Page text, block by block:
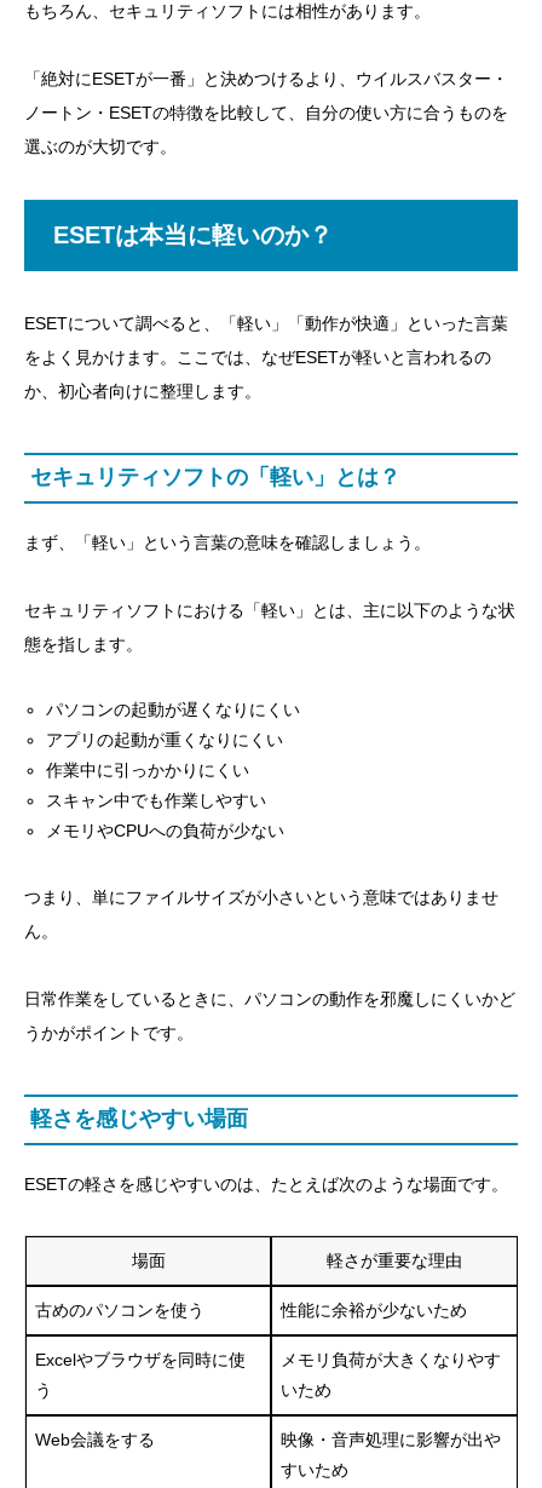
もちろん、セキュリティソフトには相性があります。
「絶対にESETが一番」と決めつけるより、ウイルスバスター・
ノートン・ESETの特徴を比較して、自分の使い方に合うものを
選ぶのが大切です。
ESETは本当に軽いのか？
ESETについて調べると、「軽い」「動作が快適」といった言葉
をよく見かけます。ここでは、なぜESETが軽いと言われるの
か、初心者向けに整理します。
セキュリティソフトの「軽い」とは？
まず、「軽い」という言葉の意味を確認しましょう。
セキュリティソフトにおける「軽い」とは、主に以下のような状
態を指します。
パソコンの起動が遅くなりにくい
アプリの起動が重くなりにくい
作業中に引っかかりにくい
スキャン中でも作業しやすい
メモリやCPUへの負荷が少ない
つまり、単にファイルサイズが小さいという意味ではありませ
ん。
日常作業をしているときに、パソコンの動作を邪魔しにくいかど
うかがポイントです。
軽さを感じやすい場面
ESETの軽さを感じやすいのは、たとえば次のような場面です。
場面 軽さが重要な理由
古めのパソコンを使う 性能に余裕が少ないため
Excelやブラウザを同時に使
う
メモリ負荷が大きくなりやす
いため
Web会議をする
映像・音声処理に影響が出や
すいため